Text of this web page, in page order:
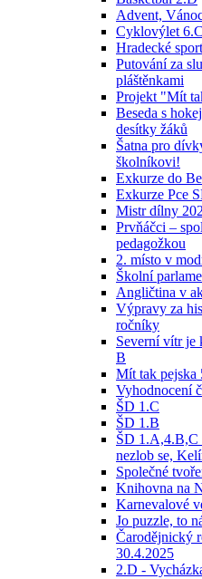
Advent,
Cyklovýlet 6.C
Hradecké
Putování za
pláštěnkami
Projekt "Mít
Beseda s
desítky žáků
Šatna pro
školníkovi!
Exkurze do
Exkurze Pce
Mistr dílny
Prvňáčci –
pedagožkou
2. místo v
Školní
Angličtina v
Výpravy za
ročníky
Severní vítr je
B
Mít tak pejska
Vyhodnocení
ŠD 1.C
ŠD 1.B
ŠD 1.A,4.B,C
nezlob se,
Společné
Knihovna na
Karnevalové
Jo puzzle, to
Čarodějnický
30.4.2025
2.D -